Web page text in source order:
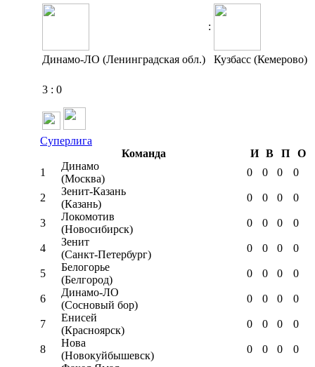
:
Динамо-ЛО (Ленинградская обл.) Кузбасс (Кемерово)
3 : 0
Суперлига
Команда
И В П
О
1
Динамо
(Москва)
0 0 0 0
2
Зенит-Казань
(Казань)
0 0 0 0
3
Локомотив
(Новосибирск)
0 0 0 0
4
Зенит
(Санкт-Петербург)
0 0 0 0
5
Белогорье
(Белгород)
0 0 0 0
6
Динамо-ЛО
(Сосновый бор)
0 0 0 0
7
Енисей
(Красноярск)
0 0 0 0
8
Нова
(Новокуйбышевск)
0 0 0 0